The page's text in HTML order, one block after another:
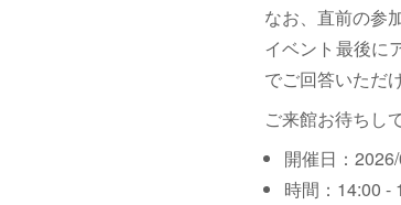
なお、直前の参
イベント最後に
でご回答いただ
ご来館お待ちし
開催日：
時間：14:00 -